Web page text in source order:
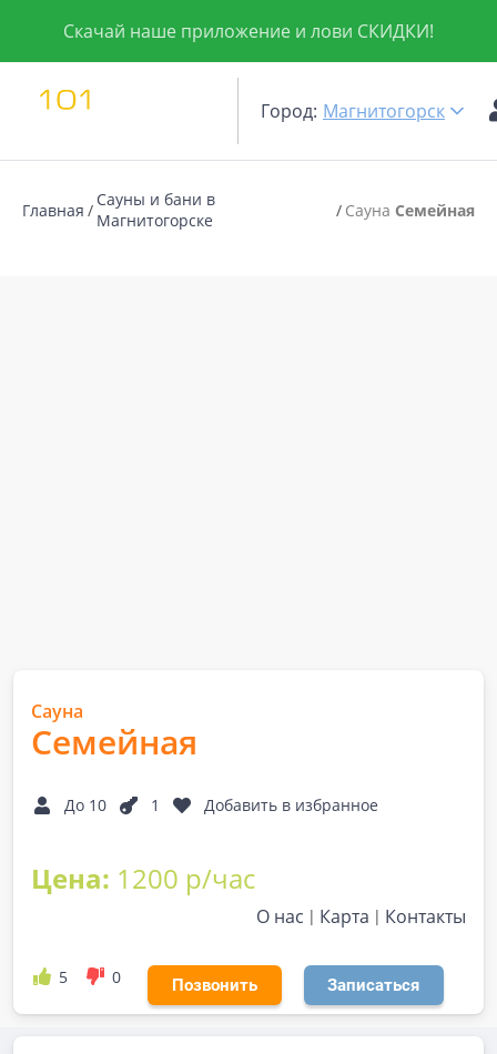
Скачай наше приложение и лови СКИДКИ!
Город: Магнитогорск
Главная
Сауны и бани в
Магнитогорске
Сауна Семейная
Сауна
Семейная
До 10 1 Добавить в избранное
Цена: 1200 р/час
О нас Карта Контакты
5 0 Позвонить Записаться